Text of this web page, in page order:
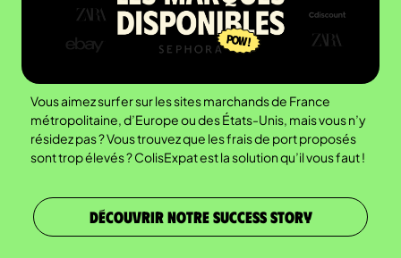
Vous aimez surfer sur les sites marchands de France
métropolitaine, d’Europe ou des États-Unis, mais vous n’y
résidez pas ? Vous trouvez que les frais de port proposés
sont trop élevés ? ColisExpat est la solution qu’il vous faut !
DÉCOUVRIR NOTRE SUCCESS STORY